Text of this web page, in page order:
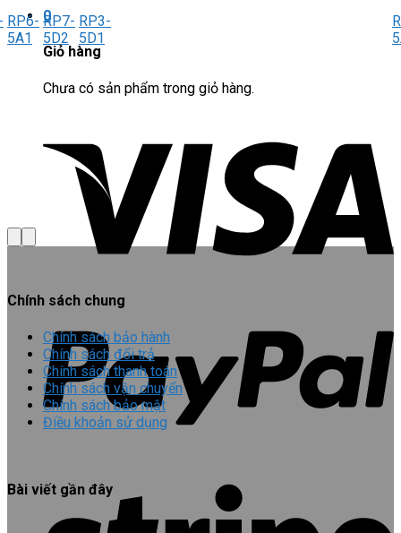
0
Giỏ hàng
Chưa có sản phẩm trong giỏ hàng.
RP6-
5A1
RP7-
5D2
RP3-
5D1
Chính sách chung
Chính sách bảo hành
Chính sách đổi trả
Chính sách thanh toán
Chính sách vận chuyển
Chính sách bảo mật
Điều khoản sử dụng
Bài viết gần đây